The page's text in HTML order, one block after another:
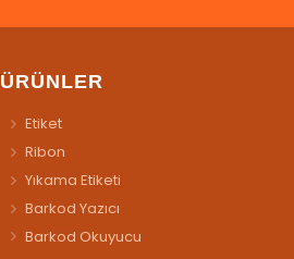
ÜRÜNLER
Etiket
Ribon
Yıkama Etiketi
Barkod Yazıcı
Barkod Okuyucu